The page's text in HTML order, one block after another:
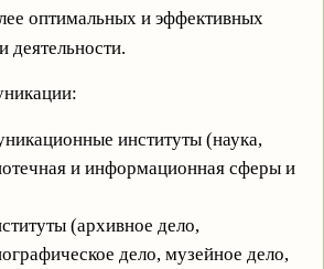
оптимальных и эффективных
деятельности.
институты (наука,
и информационная сферы и
(архивное дело,
дело, музейное дело,